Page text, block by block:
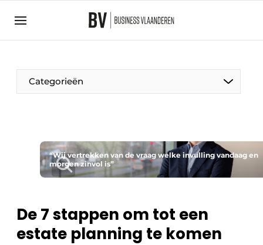
Bedrijven
Bedrijven
Direct contact
Evenement aanmelden
Meest gelezen
Nieuwsbrief
Categorieën
“Wij vertrekken van de vraag welke invulling vandaag en
morgen zinvol is”
De 7 stappen om tot een
estate planning te komen